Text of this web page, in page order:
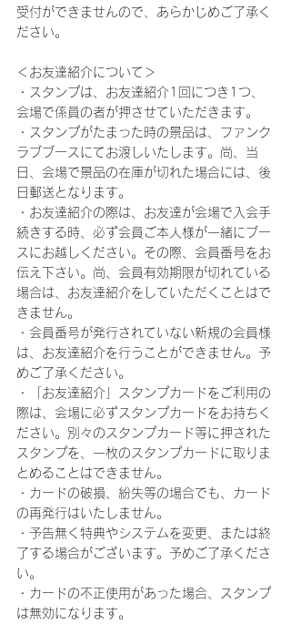
受付ができませんので、あらかじめご了承く
ださい。
＜お友達紹介について＞
・スタンプは、お友達紹介1回につき1つ、
会場で係員の者が押させていただきます。
・スタンプがたまった時の景品は、ファンク
ラブブースにてお渡しいたします。尚、当
日、会場で景品の在庫が切れた場合には、後
日郵送となります。
・お友達紹介の際は、お友達が会場で入会手
続きする時、必ず会員ご本人様が一緒にブー
スにお越しください。その際、会員番号をお
伝え下さい。尚、会員有効期限が切れている
場合は、お友達紹介をしていただくことはで
きません。
・会員番号が発行されていない新規の会員様
は、お友達紹介を行うことができません。予
めご了承ください。
・「お友達紹介」スタンプカードをご利用の
際は、会場に必ずスタンプカードをお持ちく
ださい。別々のスタンプカード等に押された
スタンプを、一枚のスタンプカードに取りま
とめることはできません。
・カードの破損、紛失等の場合でも、カード
の再発行はいたしません。
・予告無く特典やシステムを変更、または終
了する場合がございます。予めご了承くださ
い。
・カードの不正使用があった場合、スタンプ
は無効になります。